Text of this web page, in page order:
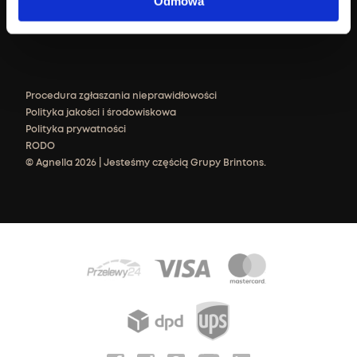
Procedura zgłaszania nieprawidłowości
Polityka jakości i środowiskowa
Polityka prywatności
RODO
© Agnella 2026 | Jesteśmy częścią Grupy Brintons.